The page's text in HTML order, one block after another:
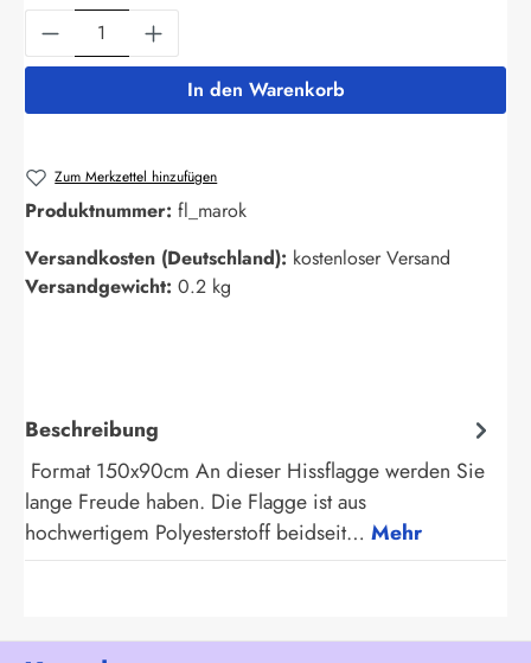
Produkt Anzahl: Gib den gewünschten
In den Warenkorb
Zum Merkzettel hinzufügen
Produktnummer: fl_marok
Versandkosten (Deutschland): kostenloser Versand
Versandgewicht: 0.2 kg
Beschreibung
Format 150x90cm An dieser Hissflagge werden Sie
lange Freude haben. Die Flagge ist aus
hochwertigem Polyesterstoff beidseit… Mehr